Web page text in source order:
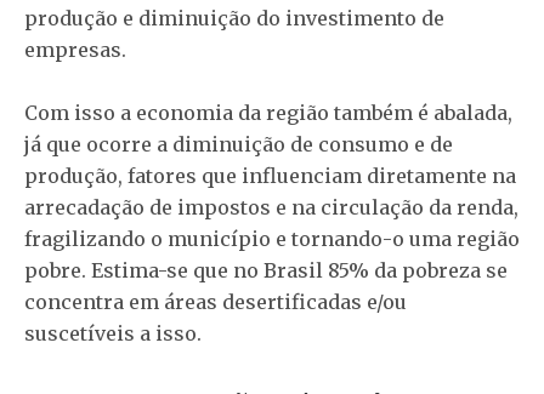
produção e diminuição do investimento de
empresas.
Com isso a economia da região também é abalada,
já que ocorre a diminuição de consumo e de
produção, fatores que influenciam diretamente na
arrecadação de impostos e na circulação da renda,
fragilizando o município e tornando-o uma região
pobre. Estima-se que no Brasil 85% da pobreza se
concentra em áreas desertificadas e/ou
suscetíveis a isso.